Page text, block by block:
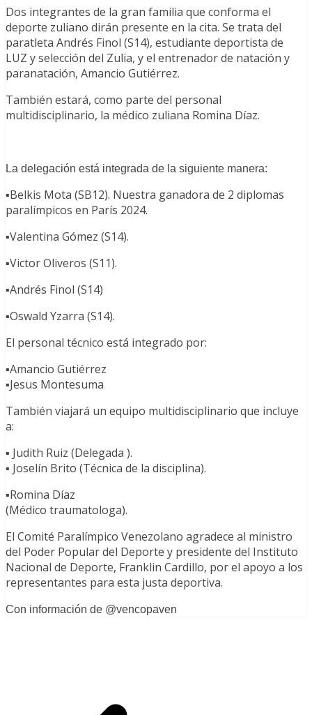
Dos integrantes de la gran familia que conforma el
deporte zuliano dirán presente en la cita. Se trata del
paratleta Andrés Finol (S14), estudiante deportista de
LUZ y selección del Zulia, y el entrenador de natación y
paranatación, Amancio Gutiérrez.
También estará, como parte del personal
multidisciplinario, la médico zuliana Romina Díaz.
La delegación está integrada de la siguiente manera:
▪️Belkis Mota (SB12). Nuestra ganadora de 2 diplomas
paralímpicos en París 2024.
▪️Valentina Gómez (S14).
▪️Victor Oliveros (S11).
▪️Andrés Finol (S14)
▪️Oswald Yzarra (S14).
El personal técnico está integrado por:
▪️Amancio Gutiérrez
▪️Jesus Montesuma
También viajará un equipo multidisciplinario que incluye
a:
▪️ Judith Ruiz (Delegada ).
▪️ Joselín Brito (Técnica de la disciplina).
▪️Romina Díaz
(Médico traumatologa).
El Comité Paralímpico Venezolano agradece al ministro
del Poder Popular del Deporte y presidente del Instituto
Nacional de Deporte, Franklin Cardillo, por el apoyo a los
representantes para esta justa deportiva.
Con información de @vencopaven